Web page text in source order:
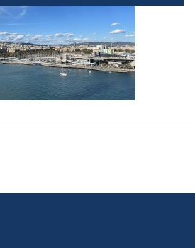
hors ligne, relier différents
et utiliser des caractéristiques
envoyées
utiliser des données de
analyser activement les
terminal pour l’identification.
vos choix à tout moment en